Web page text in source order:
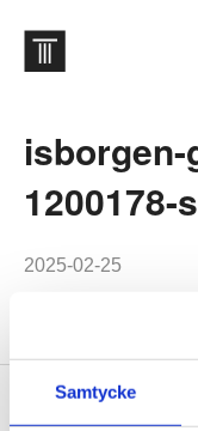
Samtycke
1200178-
2025-02-25
Footer